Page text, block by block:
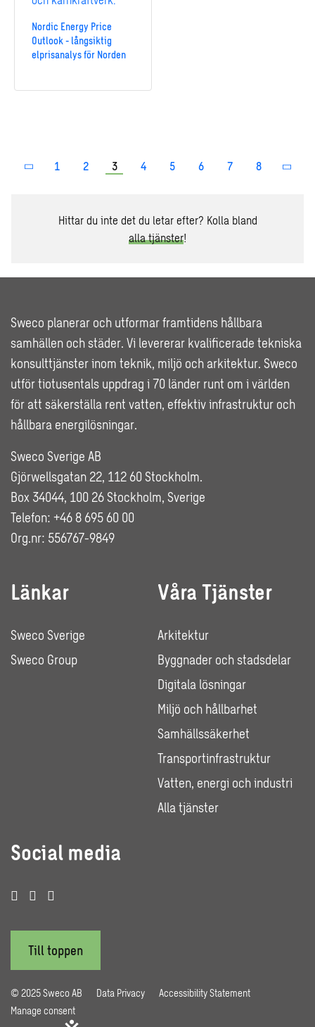
Nordic Energy Price
Outlook - långsiktig
elprisanalys för Norden
1 2 3 4 5 6 7 8
Hittar du inte det du letar efter? Kolla bland
alla tjänster!
Sweco planerar och utformar framtidens hållbara
samhällen och städer. Vi levererar kvalificerade tekniska
konsulttjänster inom teknik, miljö och arkitektur. Sweco
utför tiotusentals uppdrag i 70 länder runt om i världen
för att säkerställa rent vatten, effektiv infrastruktur och
hållbara energilösningar.
Sweco Sverige AB
Gjörwellsgatan 22, 112 60 Stockholm.
Box 34044, 100 26 Stockholm, Sverige
Telefon: +46 8 695 60 00
Org.nr: 556767-9849
Länkar
Sweco Sverige
Sweco Group
Våra Tjänster
Arkitektur
Byggnader och stadsdelar
Digitala lösningar
Miljö och hållbarhet
Samhällssäkerhet
Transportinfrastruktur
Vatten, energi och industri
Alla tjänster
Social media
Till toppen
© 2025 Sweco AB Data Privacy
Accessibility Statement
Manage consent